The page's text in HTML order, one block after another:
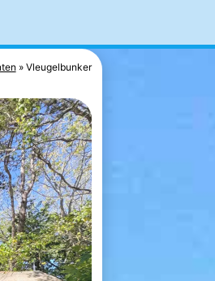
Vleugelbunker